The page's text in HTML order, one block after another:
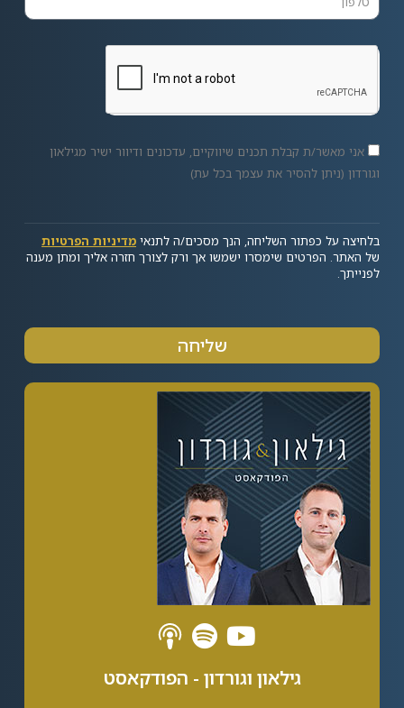
אני מאשר/ת קבלת תכנים שיווקיים, עדכונים ודיוור ישיר מגילאון
וגורדון (ניתן להסיר את עצמך בכל עת)
בלחיצה על כפתור השליחה, הנך מסכים/ה לתנאי מדיניות הפרטיות
של האתר. הפרטים שימסרו ישמשו אך ורק לצורך חזרה אליך ומתן מענה
לפנייתך.
שליחה
גילאון וגורדון - הפודקאסט